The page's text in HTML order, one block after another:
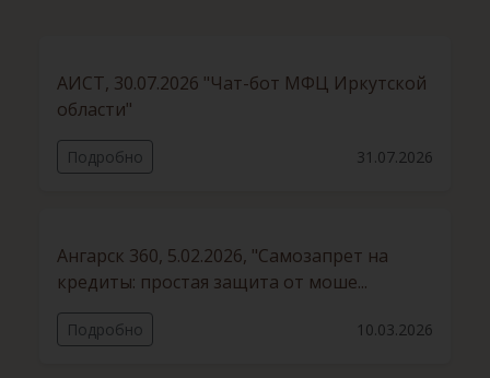
АИСТ, 30.07.2026 "Чат-бот МФЦ Иркутской
области"
Подробно 31.07.2026
Ангарск 360, 5.02.2026, "Самозапрет на
кредиты: простая защита от моше...
Подробно 10.03.2026